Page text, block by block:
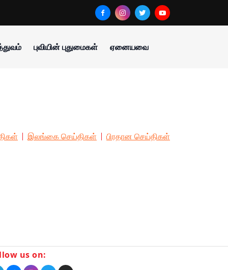
புவியின் புதுமைகள் ஏனையவை
இலங்கை செய்திகள் பிரதான செய்திகள்
us on: